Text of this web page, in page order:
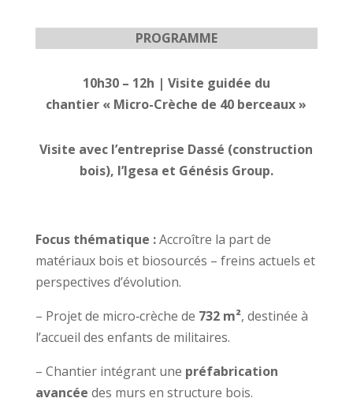
PROGRAMME
10h30 – 12h | Visite guidée du
chantier « Micro-Crèche de 40 berceaux »
Visite avec l’entreprise Dassé (construction
bois), l’Igesa et Génésis Group.
Focus thématique :Accroître la part de
matériaux bois et biosourcés – freins actuels et
perspectives d’évolution.
– Projet de micro‑crèche de 732 m², destinée à
l’accueil des enfants de militaires.
– Chantier intégrant une préfabrication
avancée des murs en structure bois.